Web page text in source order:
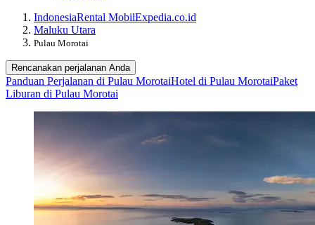
IndonesiaRental MobilExpedia.co.id
Maluku Utara
Pulau Morotai
Rencanakan perjalanan Anda
Panduan Perjalanan di Pulau MorotaiHotel di Pulau MorotaiPaket
Liburan di Pulau Morotai